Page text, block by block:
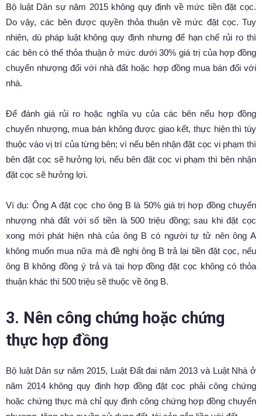
Bộ luật Dân sự năm 2015 không quy định về mức tiền đặt cọc.
Do vậy, các bên được quyền thỏa thuận về mức đặt cọc. Tuy
nhiên, dù pháp luật không quy định nhưng để hạn chế rủi ro thì
các bên có thể thỏa thuận ở mức dưới 30% giá trị của hợp đồng
chuyển nhượng đối với nhà đất hoặc hợp đồng mua bán đối với
nhà.
Để đánh giá rủi ro hoặc nghĩa vụ của các bên nếu hợp đồng
chuyển nhượng, mua bán không được giao kết, thực hiện thì tùy
thuộc vào vị trí của từng bên; vì nếu bên nhận đặt cọc vi phạm thì
bên đặt cọc sẽ hưởng lợi, nếu bên đặt cọc vi phạm thì bên nhận
đặt cọc sẽ hưởng lợi.
Ví dụ: Ông A đặt cọc cho ông B là 50% giá trị hợp đồng chuyển
nhượng nhà đất với số tiền là 500 triệu đồng; sau khi đặt cọc
xong mới phát hiện nhà của ông B có người tự tử nên ông A
không muốn mua nữa mà đề nghị ông B trả lại tiền đặt cọc, nếu
ông B không đồng ý trả và tại hợp đồng đặt cọc không có thỏa
thuận khác thì 500 triệu sẽ thuộc về ông B.
3. Nên công chứng hoặc chứng
thực hợp đồng
Bộ luật Dân sự năm 2015, Luật Đất đai năm 2013 và Luật Nhà ở
năm 2014 không quy định hợp đồng đặt cọc phải công chứng
hoặc chứng thực mà chỉ quy định công chứng hợp đồng chuyển